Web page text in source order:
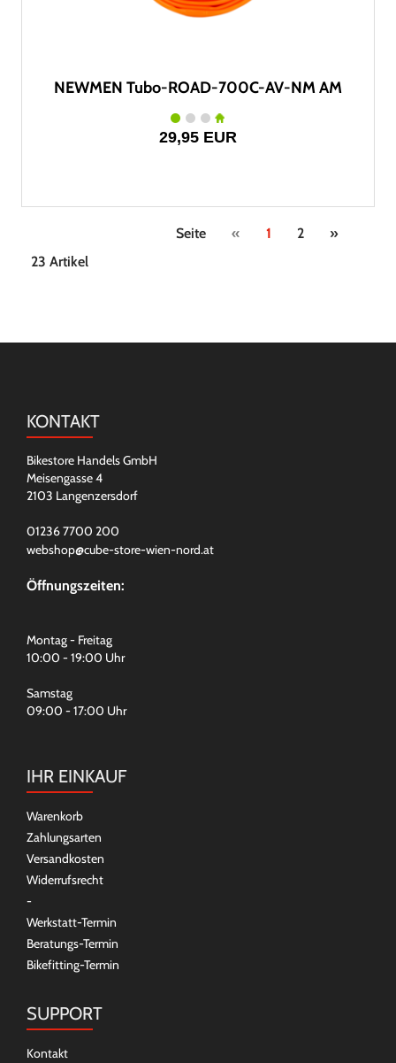
NEWMEN Tubo-ROAD-700C-AV-NM AM
29,95 EUR
Seite « 1 2
»
23 Artikel
KONTAKT
Bikestore Handels GmbH
Meisengasse 4
2103 Langenzersdorf
01236 7700 200
webshop@cube-store-wien-nord.at
Öffnungszeiten:
Montag - Freitag
10:00 - 19:00 Uhr
Samstag
09:00 - 17:00 Uhr
IHR EINKAUF
Warenkorb
Zahlungsarten
Versandkosten
Widerrufsrecht
-
Werkstatt-Termin
Beratungs-Termin
Bikefitting-Termin
SUPPORT
Kontakt